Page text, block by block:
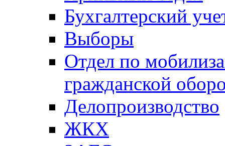
Бухгалтерский
Выборы
Отдел по
гражданской
Делопроизводство
ЖКХ